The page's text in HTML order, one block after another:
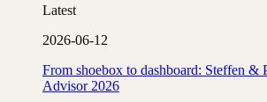
Latest
2026-06-12
From shoebox to dashboard: Steffen &
Advisor 2026